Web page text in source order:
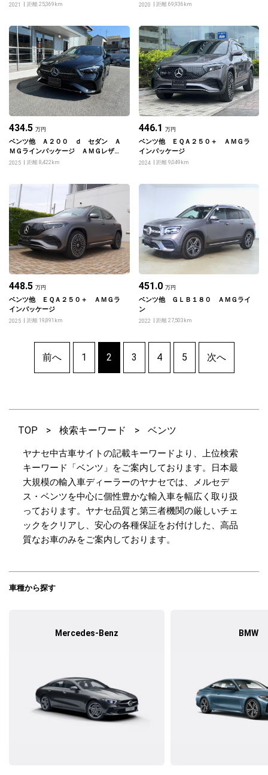
2021 距離 25,369km 2020 距離 69,936km
434.5 万円
ベンツ他 Ａ２００ ｄ セダン Ａ
ＭＧラインパッケージ ＡＭＧレザー
エクスクルーシブパッケージ アドバ
2025 距離 8,422km
446.1 万円
ベンツ他 ＥＱＡ２５０＋ ＡＭＧラ
インパッケージ
2024 距離 9,049km
448.5 万円
ベンツ他 ＥＱＡ２５０＋ ＡＭＧラ
インパッケージ
2025 距離 19,891km
451.0 万円
ベンツ他 ＧＬＢ１８０ ＡＭＧライ
ン
2022 距離 27,503km
前へ 1 2 3 4 5 次へ
TOP > 検索キーワード > ベンツ
ヤナセ中古車サイトの記載キーワードより、上位検索
キーワード「ベンツ」をご案内しております。日本最
大規模の輸入車ディーラーのヤナセでは、メルセデ
ス・ベンツを中心に個性豊かな輸入車を幅広く取り扱
っております。ヤナセ品質と第三者機関の厳しいチェ
ックをクリアし、安心の各種保証をお付けした、高品
質なお車のみをご案内しております。
車種から探す
Mercedes-Benz BMW